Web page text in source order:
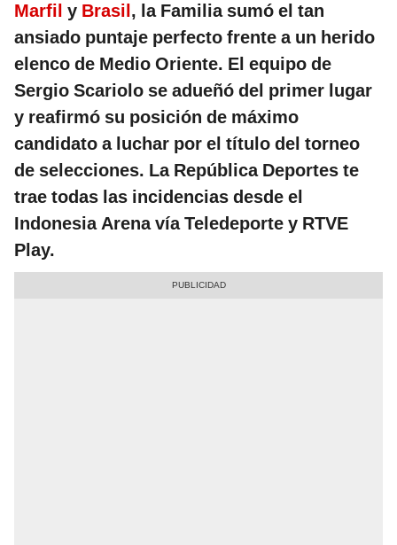
Marfil y Brasil, la Familia sumó el tan
ansiado puntaje perfecto frente a un herido
elenco de Medio Oriente. El equipo de
Sergio Scariolo se adueñó del primer lugar
y reafirmó su posición de máximo
candidato a luchar por el título del torneo
de selecciones. La República Deportes te
trae todas las incidencias desde el
Indonesia Arena vía Teledeporte y RTVE
Play.